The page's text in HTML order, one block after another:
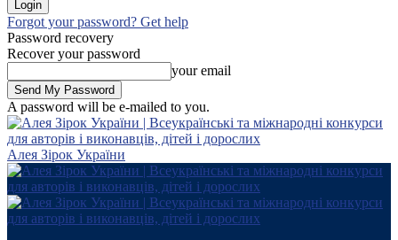
Forgot your password? Get help
Password recovery
Recover your password
your email
A password will be e-mailed to you.
Алея Зірок України